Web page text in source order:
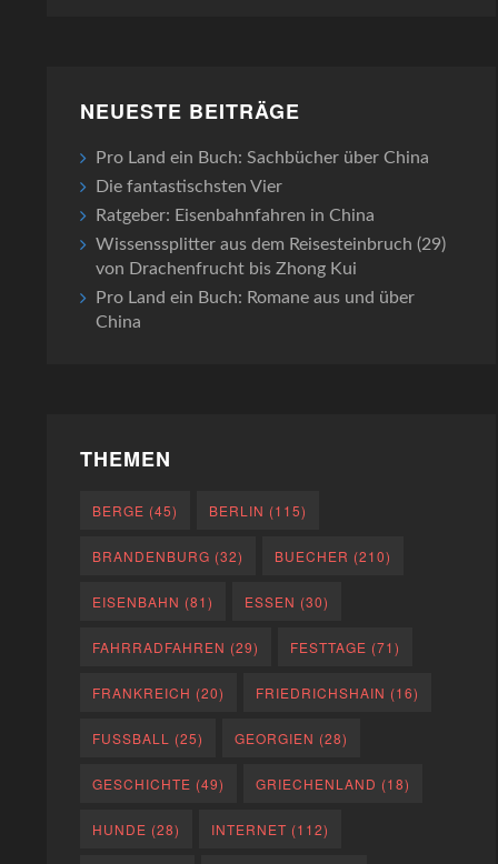
NEUESTE BEITRÄGE
Pro Land ein Buch: Sachbücher über China
Die fantastischsten Vier
Ratgeber: Eisenbahnfahren in China
Wissenssplitter aus dem Reisesteinbruch (29)
von Drachenfrucht bis Zhong Kui
Pro Land ein Buch: Romane aus und über
China
THEMEN
BERGE (45) BERLIN (115)
BRANDENBURG (32) BUECHER (210)
EISENBAHN (81) ESSEN (30)
FAHRRADFAHREN (29) FESTTAGE (71)
FRANKREICH (20) FRIEDRICHSHAIN (16)
FUSSBALL (25) GEORGIEN (28)
GESCHICHTE (49) GRIECHENLAND (18)
HUNDE (28) INTERNET (112)